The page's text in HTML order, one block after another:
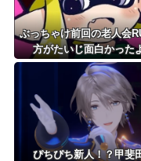
ぶっちゃけ前回の老人会
方がたいじ面白かった
ぴちぴち新人！？甲斐